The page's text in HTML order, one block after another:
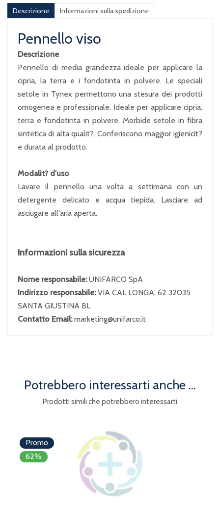
Descrizione Informazioni sulla spedizione
Pennello viso
Descrizione
Pennello di media grandezza ideale per applicare la
cipria, la terra e i fondotinta in polvere. Le speciali
setole in Tynex permettono una stesura dei prodotti
omogenea e professionale. Ideale per applicare cipria,
terra e fondotinta in polvere. Morbide setole in fibra
sintetica di alta qualit?. Conferiscono maggior igienicit?
e durata al prodotto.
Modalit? d'uso
Lavare il pennello una volta a settimana con un
detergente delicato e acqua tiepida. Lasciare ad
asciugare all'aria aperta.
Informazioni sulla sicurezza
Nome responsabile:UNIFARCO SpA
Indirizzo responsabile:VIA CAL LONGA, 62 32035
SANTA GIUSTINA BL
Contatto Email:marketing@unifarco.it
Potrebbero interessarti anche ...
Prodotti simili che potrebbero interessarti
Promo
62%